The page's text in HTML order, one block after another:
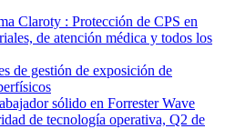
Claroty : Protección de CPS en
de atención médica y todos los
de gestión de exposición de
sólido en Forrester Wave
de tecnología operativa, Q2 de